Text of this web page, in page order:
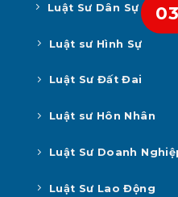
Luật Sư Dân Sự
Luật sư Hình Sự
Luật Sư Đất Đai
Luật sư Hôn Nhân
Luật Sư Doanh
Luật Sư Lao Động